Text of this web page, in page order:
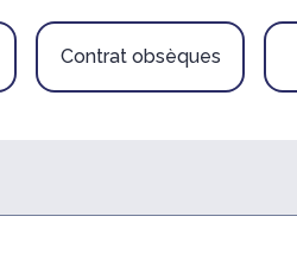
Contrat obsèques